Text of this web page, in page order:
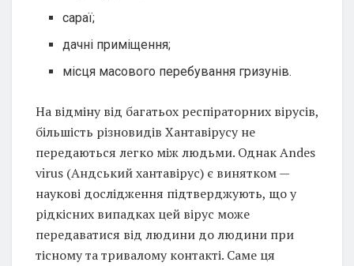
сараї;
дачні приміщення;
місця масового перебування гризунів.
На відміну від багатьох респіраторних вірусів,
більшість різновидів Хантавірусу не
передаються легко між людьми. Однак Andes
virus (Андський хантавірус) є винятком —
наукові дослідження підтверджують, що у
рідкісних випадках цей вірус може
передаватися від людини до людини при
тісному та тривалому контакті. Саме ця